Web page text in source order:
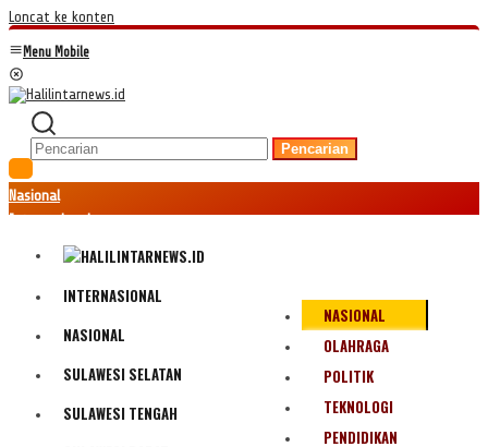
Loncat ke konten
Menu Mobile
Pencarian
Nasional
Internasional
Politik
Olahraga
INTERNASIONAL
NASIONAL
SULAWESI SELATAN
SULAWESI TENGAH
NASIONAL
OLAHRAGA
POLITIK
TEKNOLOGI
PENDIDIKAN